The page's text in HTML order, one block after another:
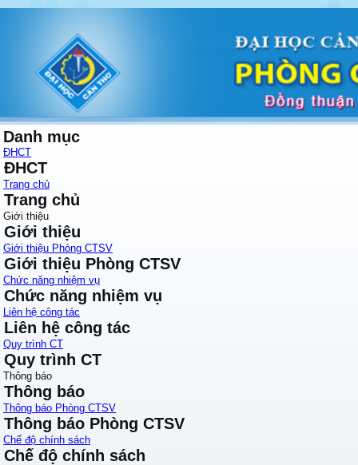
Danh mục
ĐHCT
ĐHCT
Trang chủ
Trang chủ
Giới thiệu
Giới thiệu
Giới thiệu Phòng CTSV
Giới thiệu Phòng CTSV
Chức năng nhiệm vụ
Chức năng nhiệm vụ
Liên hệ công tác
Liên hệ công tác
Quy trình CT
Quy trình CT
Thông báo
Thông báo
Thông báo Phòng CTSV
Thông báo Phòng CTSV
Chế độ chính sách
Chế độ chính sách